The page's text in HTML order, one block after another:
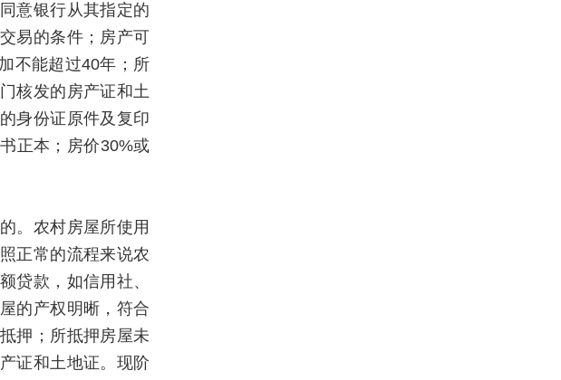
意银行从其指定的
易的条件；房产可
不能超过40年；所
核发的房产证和土
身份证原件及复印
正本；房价30%或
。农村房屋所使用
正常的流程来说农
贷款，如信用社、
的产权明晰，符合
押；所抵押房屋未
证和土地证。现阶